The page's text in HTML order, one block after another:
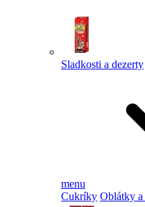
Sladkosti a dezerty
menu
Cukríky Oblátky a